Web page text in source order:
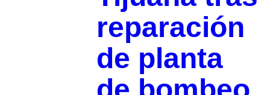
reparación
de planta